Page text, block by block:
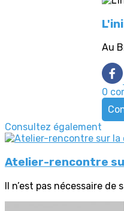
Au
0
Consultez également
Atelier-rencontre
Il n’est pas nécessaire